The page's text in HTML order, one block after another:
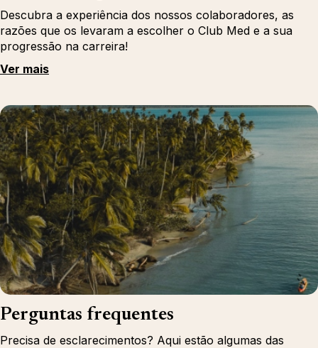
Descubra a experiência dos nossos colaboradores, as
razões que os levaram a escolher o Club Med e a sua
progressão na carreira!
Ver mais
Perguntas frequentes
Precisa de esclarecimentos? Aqui estão algumas das